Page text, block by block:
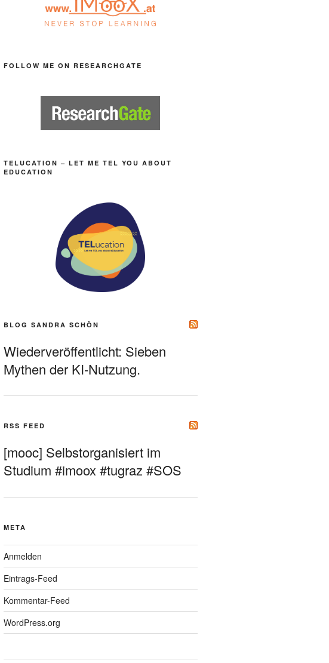
FOLLOW ME ON RESEARCHGATE
TELUCATION – LET ME TEL YOU ABOUT
EDUCATION
BLOG SANDRA SCHÖN
Wiederveröffentlicht: Sieben
Mythen der KI-Nutzung.
RSS FEED
[mooc] Selbstorganisiert im
Studium #imoox #tugraz #SOS
META
Anmelden
Eintrags-Feed
Kommentar-Feed
WordPress.org